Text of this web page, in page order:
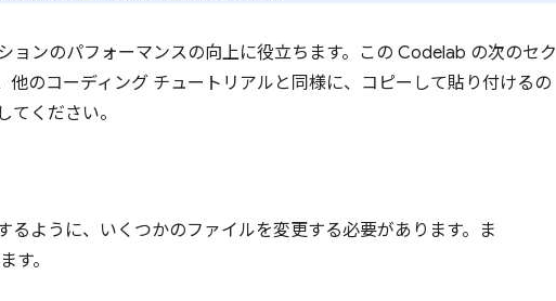
ョンのパフォーマンスの向上に役立ちます。この Codelab の次のセク
のコーディング チュートリアルと同様に、コピーして貼り付けるの
ください。
るように、いくつかのファイルを変更する必要があります。ま
す。